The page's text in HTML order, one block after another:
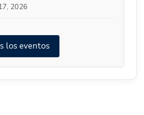
2026
los eventos